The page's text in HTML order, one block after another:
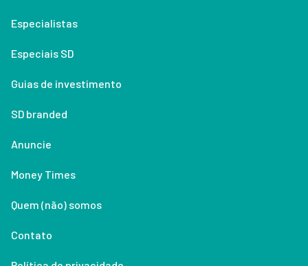
Especialistas
Especiais SD
Guias de investimento
SD branded
Anuncie
Money Times
Quem (não) somos
Contato